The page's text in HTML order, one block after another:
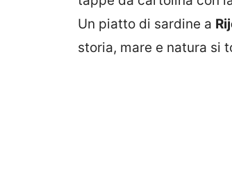
Un piatto di sardine a
storia, mare e natura si